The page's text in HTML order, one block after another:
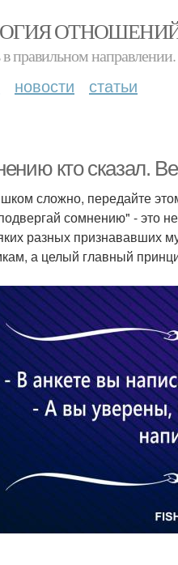
правильном
новости статьи
кто сказал.
сложно, передайте
сомнению" - это
разных признававших
а целый главный